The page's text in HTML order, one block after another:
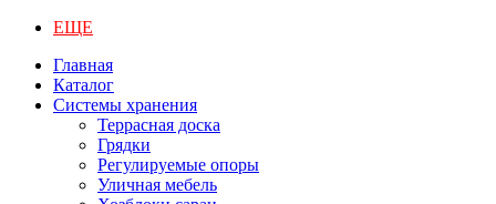
ЕЩЕ
Главная
Каталог
Системы хранения
Террасная доска
Грядки
Регулируемые опоры
Уличная мебель